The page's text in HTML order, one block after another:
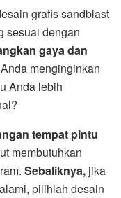
grafis sandblast
sesuai dengan
gaya dan
menginginkan
Anda lebih
tempat pintu
membutuhkan
Sebaliknya, jika
pilihlah desain